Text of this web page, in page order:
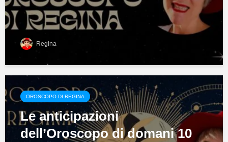
Regina
OROSCOPO DI REGINA
Le anticipazioni
dell’Oroscopo di domani 10